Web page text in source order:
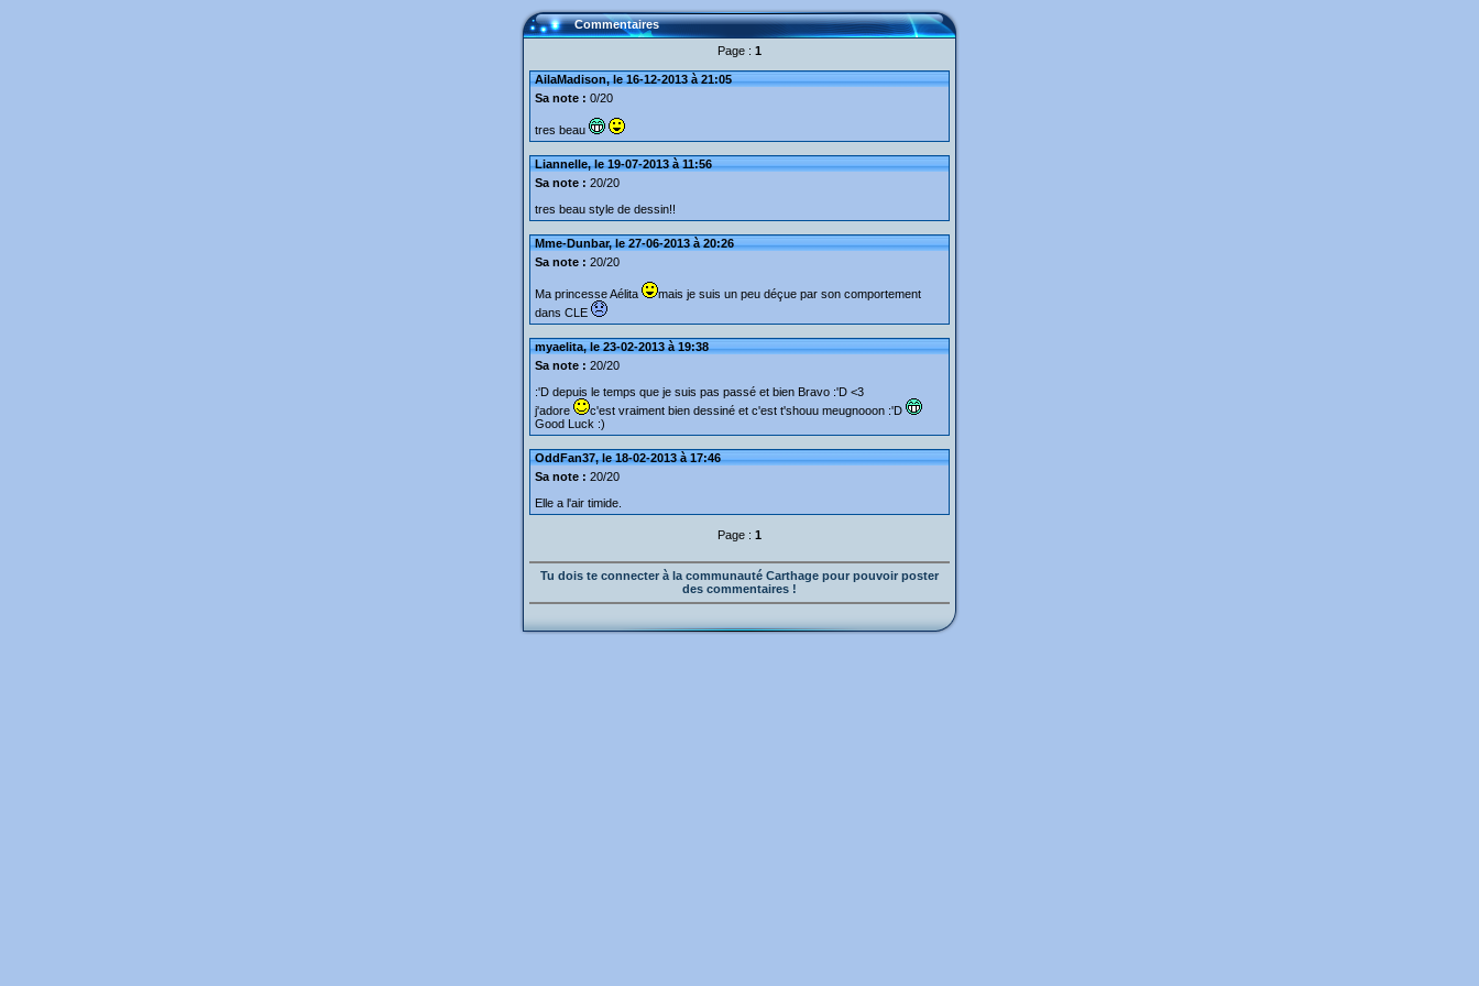
Commentaires
Page : 1
AilaMadison, le 16-12-2013 à 21:05
Sa note : 0/20
tres beau
Liannelle, le 19-07-2013 à 11:56
Sa note : 20/20
tres beau style de dessin!!
Mme-Dunbar, le 27-06-2013 à 20:26
Sa note : 20/20
Ma princesse Aélita
mais je suis un peu déçue par son comportement
dans CLE
myaelita, le 23-02-2013 à 19:38
Sa note : 20/20
:'D depuis le temps que je suis pas passé et bien Bravo :'D <3
j'adore
c'est vraiment bien dessiné et c'est t'shouu meugnooon :'D
Good Luck :)
OddFan37, le 18-02-2013 à 17:46
Sa note : 20/20
Elle a l'air timide.
Page : 1
Tu dois te connecter à la communauté Carthage pour pouvoir poster
des commentaires !